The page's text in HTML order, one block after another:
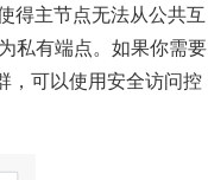
得主节点无法从公共互
私有端点。如果你需要
，可以使用安全访问控